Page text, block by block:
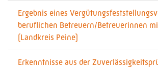
Ergebnis eines
beruflichen Betreuern/Betreuerinnen
(Landkreis Peine)
Erkenntnisse aus der